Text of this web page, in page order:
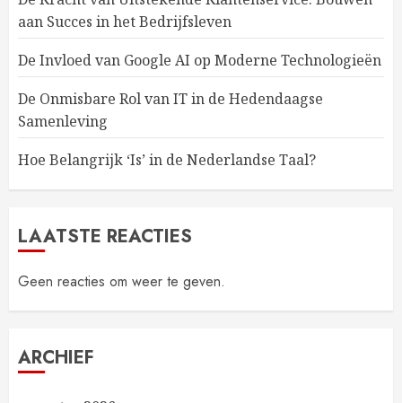
aan Succes in het Bedrijfsleven
De Invloed van Google AI op Moderne Technologieën
De Onmisbare Rol van IT in de Hedendaagse
Samenleving
Hoe Belangrijk ‘Is’ in de Nederlandse Taal?
LAATSTE REACTIES
Geen reacties om weer te geven.
ARCHIEF